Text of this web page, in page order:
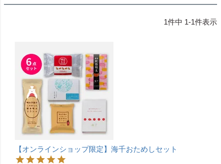
1件中 1-1件表示
【オンラインショップ限定】海千おためしセット